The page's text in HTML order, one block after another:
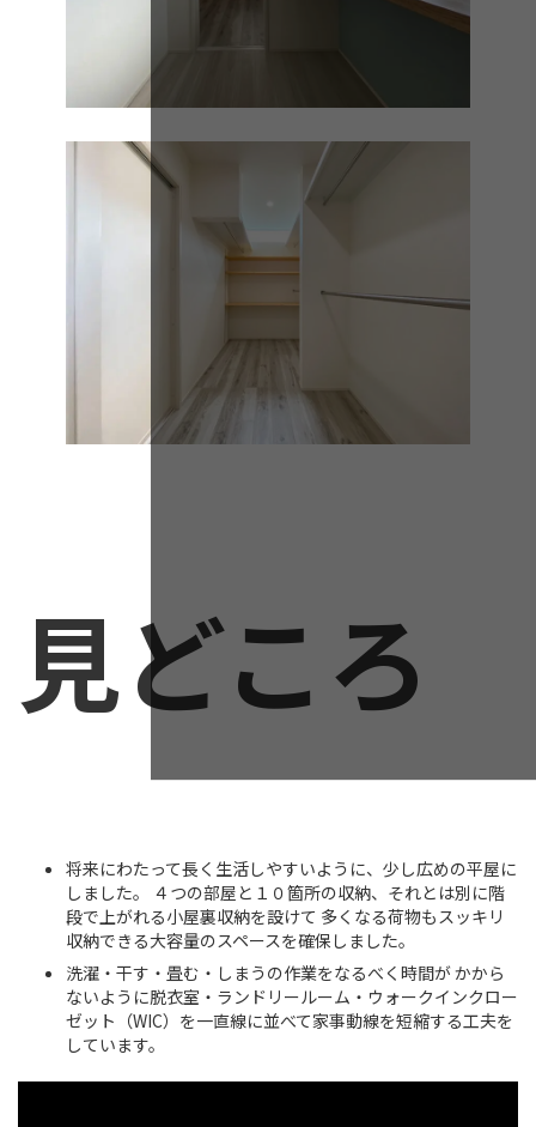
見どころ
将来にわたって長く生活しやすいように、少し広めの平屋に
しました。 ４つの部屋と１０箇所の収納、それとは別に階
段で上がれる小屋裏収納を設けて 多くなる荷物もスッキリ
収納できる大容量のスペースを確保しました。
洗濯・干す・畳む・しまうの作業をなるべく時間が かから
ないように脱衣室・ランドリールーム・ウォークインクロー
ゼット（WIC）を一直線に並べて家事動線を短縮する工夫を
しています。